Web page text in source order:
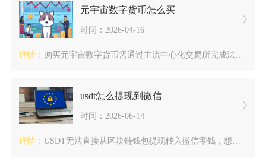
元宇宙数字货币怎么买
时间：2026-04-16
详情： 购买元宇宙数字货币需通过主流中心化交易所完成法币入金兑换稳定...
usdt怎么提现到微信
时间：2026-06-14
详情： USDT无法直接从区块链钱包提现转入微信零钱，想要把USDT...